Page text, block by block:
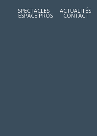
SPECTACLES ACTUALITÉS
ESPACE PROS CONTACT